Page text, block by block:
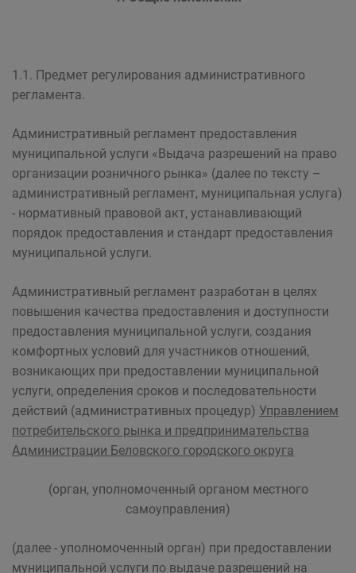
1.1. Предмет регулирования административного
регламента.
Административный регламент предоставления
муниципальной услуги «Выдача разрешений на право
организации розничного рынка» (далее по тексту –
административный регламент, муниципальная услуга)
- нормативный правовой акт, устанавливающий
порядок предоставления и стандарт предоставления
муниципальной услуги.
Административный регламент разработан в целях
повышения качества предоставления и доступности
предоставления муниципальной услуги, создания
комфортных условий для участников отношений,
возникающих при предоставлении муниципальной
услуги, определения сроков и последовательности
действий (административных процедур) Управлением
потребительского рынка и предпринимательства
Администрации Беловского городского округа
(орган, уполномоченный органом местного
самоуправления)
(далее - уполномоченный орган) при предоставлении
муниципальной услуги по выдаче разрешений на